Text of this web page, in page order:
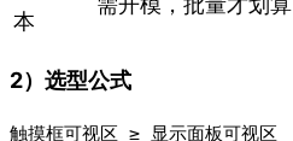
本
2）选型公式
触摸框可视区 ≥ 显示面板可视区